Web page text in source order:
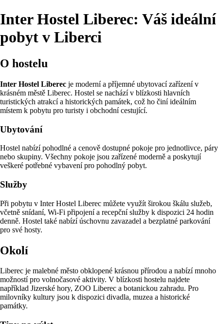
Inter Hostel Liberec: Váš ideální
pobyt v Liberci
O hostelu
Inter Hostel Liberec je moderní a příjemné ubytovací zařízení v
krásném městě Liberec. Hostel se nachází v blízkosti hlavních
turistických atrakcí a historických památek, což ho činí ideálním
místem k pobytu pro turisty i obchodní cestující.
Ubytování
Hostel nabízí pohodlné a cenově dostupné pokoje pro jednotlivce, páry
nebo skupiny. Všechny pokoje jsou zařízené moderně a poskytují
veškeré potřebné vybavení pro pohodlný pobyt.
Služby
Při pobytu v Inter Hostel Liberec můžete využít širokou škálu služeb,
včetně snídaní, Wi-Fi připojení a recepční služby k dispozici 24 hodin
denně. Hostel také nabízí úschovnu zavazadel a bezplatné parkování
pro své hosty.
Okolí
Liberec je malebné město obklopené krásnou přírodou a nabízí mnoho
možností pro volnočasové aktivity. V blízkosti hostelu najdete
například Jizerské hory, ZOO Liberec a botanickou zahradu. Pro
milovníky kultury jsou k dispozici divadla, muzea a historické
památky.